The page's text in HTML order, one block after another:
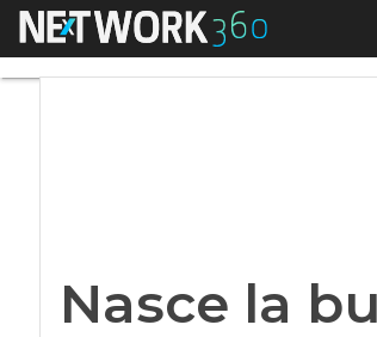
Menu
Nasce la